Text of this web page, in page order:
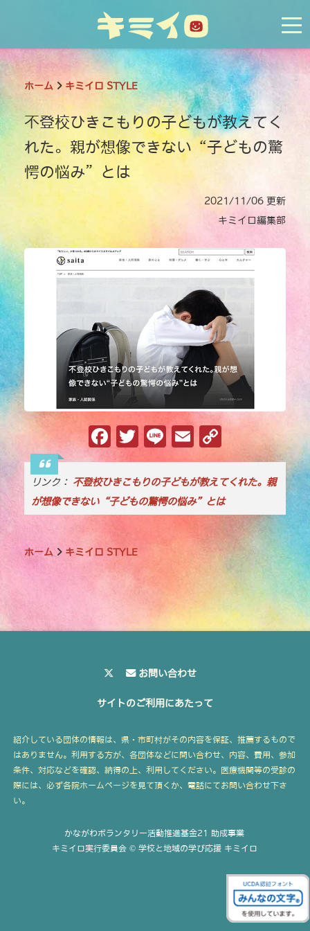
ホーム キミイロ STYLE
不登校ひきこもりの子どもが教えてく
れた。親が想像できない“子どもの驚
愕の悩み”とは
2021/11/06 更新
キミイロ編集部
F
a
c
e
o
o
T
w
it
te
Li
n
e
E
m
ai
l
o
p
Li
n
k
リンク： 不登校ひきこもりの子どもが教えてくれた。親
が想像できない“子どもの驚愕の悩み”とは
ホーム キミイロ STYLE
お問い合わせ
サイトのご利用にあたって
紹介している団体の情報は、県・市町村がその内容を保証、推薦するもので
はありません。利用する方が、各団体などに問い合わせ、内容、費用、参加
条件、対応などを確認、納得の上、利用してください。医療機関等の受診の
際には、必ず各院ホームページを見て頂くか、電話にてお問い合わせ下さ
い。
かながわボランタリー活動推進基金21 助成事業
キミイロ実行委員会 © 学校と地域の学び応援 キミイロ